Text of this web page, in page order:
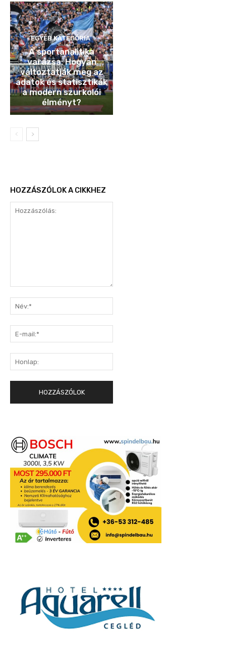
EGYÉB KATEGÓRIA
A sportanalitika
varázsa: Hogyan
változtatják meg az
adatok és statisztikák
a modern szurkolói
élményt?
HOZZÁSZÓLOK A CIKKHEZ
mail:*